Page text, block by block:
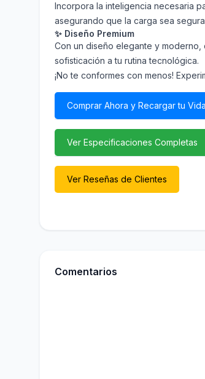
Incorpora la inteligencia necesaria
asegurando que la carga sea
✨ Diseño Premium
Con un diseño elegante y
sofisticación a tu rutina tecnológica.
¡No te conformes con menos!
Comprar Ahora y Recargar tu Vida
Ver Especificaciones Completas
Ver Reseñas de Clientes
Comentarios